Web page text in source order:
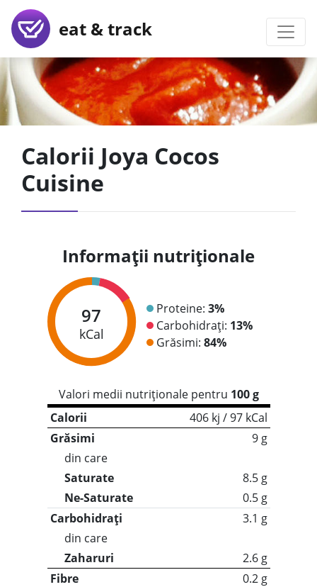
eat & track
Calorii Joya Cocos
Cuisine
Informații nutriționale
97
kCal
Proteine: 3%
Carbohidrați: 13%
Grăsimi: 84%
Valori medii nutriționale pentru 100 g
Calorii
406 kj / 97 kCal
Grăsimi
9 g
din care
Saturate
8.5 g
Ne-Saturate
0.5 g
Carbohidrați
3.1 g
din care
Zaharuri
2.6 g
Fibre
0.2 g